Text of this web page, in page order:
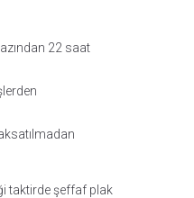
22 saat
taktirde şeffaf plak